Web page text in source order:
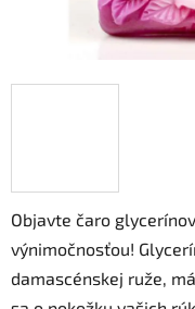
Objavte čaro
výnimočnosťou!
damascénskej ruže,